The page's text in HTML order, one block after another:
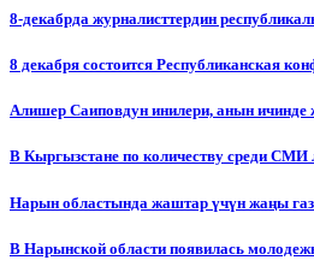
8-декабрда журналисттердин
8 декабря состоится Республиканская
Алишер Саиповдун инилери, анын
В Кыргызстане по количеству среди СМИ
Нарын областында жаштар үчүн жаңы
В Нарынской области появилась